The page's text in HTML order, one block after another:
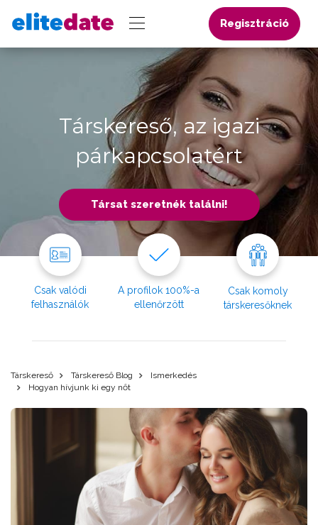
Regisztráció
Társkereső, az igazi
párkapcsolatért
Társat szeretnék találni!
Csak valódi
felhasználók
A profilok 100%-a
ellenőrzött
Csak komoly
társkeresőknek
Társkereső Társkereső Blog
Ismerkedés
Hogyan hívjunk ki egy nőt